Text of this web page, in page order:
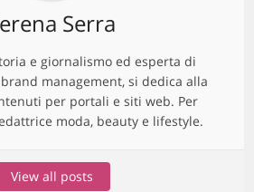
Serra
e giornalismo ed esperta di
management, si dedica alla
per portali e siti web. Per
moda, beauty e lifestyle.
View all posts